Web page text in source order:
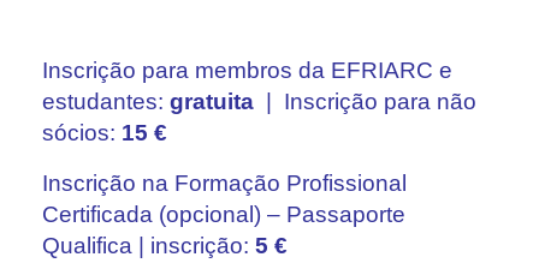
Inscrição para membros da EFRIARC e
estudantes: gratuita
| Inscrição para não
sócios: 15 €
Inscrição na Formação Profissional
Certificada (opcional) – Passaporte
Qualifica | inscrição: 5 €